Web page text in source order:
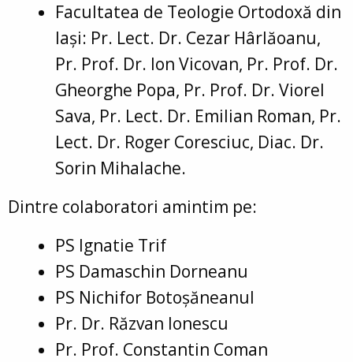
Facultatea de Teologie Ortodoxă din
Iași: Pr. Lect. Dr. Cezar Hârlăoanu,
Pr. Prof. Dr. Ion Vicovan, Pr. Prof. Dr.
Gheorghe Popa, Pr. Prof. Dr. Viorel
Sava, Pr. Lect. Dr. Emilian Roman, Pr.
Lect. Dr. Roger Coresciuc, Diac. Dr.
Sorin Mihalache.
Dintre colaboratori amintim pe:
PS Ignatie Trif
PS Damaschin Dorneanu
PS Nichifor Botoșăneanul
Pr. Dr. Răzvan Ionescu
Pr. Prof. Constantin Coman